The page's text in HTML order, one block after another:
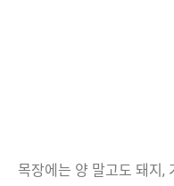
목장에는 양 말고도 돼지,